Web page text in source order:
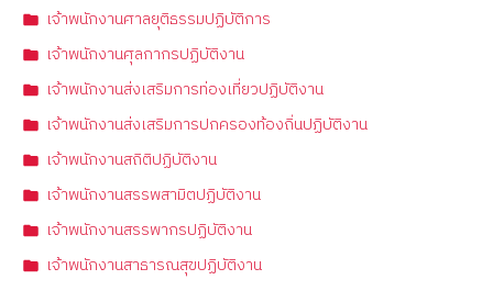
เจ้าพนักงานศาลยุติธรรมปฏิบัติการ
เจ้าพนักงานศุลกากรปฏิบัติงาน
เจ้าพนักงานส่งเสริมการท่องเที่ยวปฏิบัติงาน
เจ้าพนักงานส่งเสริมการปกครองท้องถิ่นปฏิบัติงาน
เจ้าพนักงานสถิติปฏิบัติงาน
เจ้าพนักงานสรรพสามิตปฏิบัติงาน
เจ้าพนักงานสรรพากรปฏิบัติงาน
เจ้าพนักงานสาธารณสุขปฏิบัติงาน